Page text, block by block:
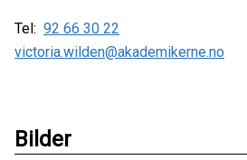
Tel: 92 66 30 22
victoria.wilden@akademikerne.no
Bilder